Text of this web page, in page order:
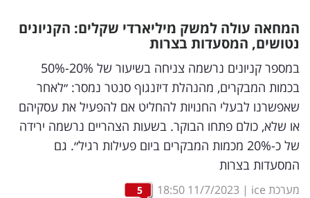
דיגיטל
וטק
שיווק
ופרסום
משפט
מדדים
המחאה עולה למשק מיליארדי שקלים: הקניונים
נטושים, המסעדות בצרות
במספר קניונים נרשמה צניחה בשיעור של 20%-50%
בכמות המבקרים, מהנהלת דיזנגוף סנטר נמסר: ״לאחר
שאפשרנו לבעלי החנויות להחליט אם להפעיל את עסקיהם
או שלא, כולם פתחו הבוקר. בשעות הצהריים נרשמה ירידה
של כ-20% מכמות המבקרים ביום פעילות רגיל״. גם
המסעדות בצרות
מערכת ice |
11/7/2023
18:50
5